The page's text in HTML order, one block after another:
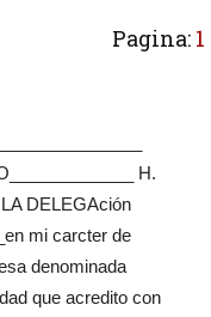
Pagina: 1
H.
DELEGAción
mi carcter de
denominada
que acredito con